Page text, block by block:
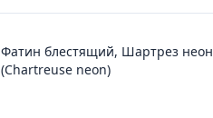
Фатин блестящий, Шартрез неон
(Chartreuse neon)